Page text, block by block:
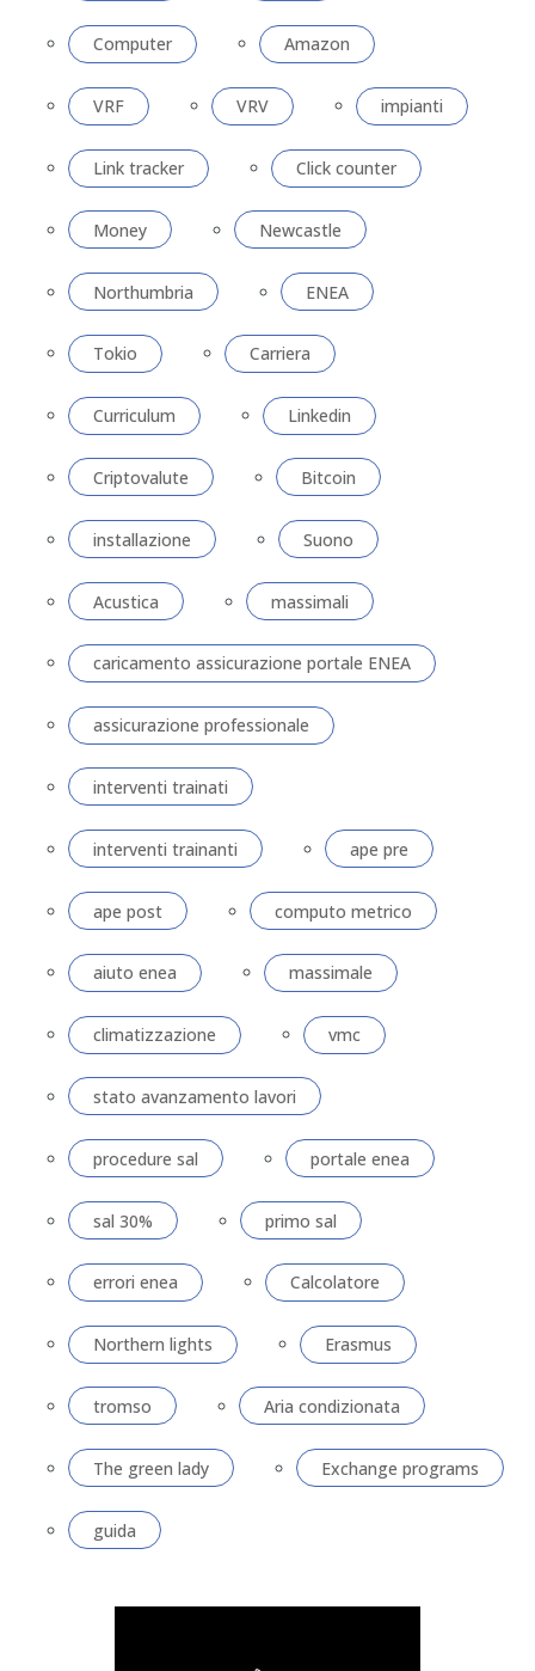
Computer Amazon
VRF VRV impianti
Link tracker Click counter
Money Newcastle
Northumbria ENEA
Tokio Carriera
Curriculum Linkedin
Criptovalute Bitcoin
installazione Suono
Acustica massimali
caricamento assicurazione portale ENEA
assicurazione professionale
interventi trainati
interventi trainanti ape pre
ape post computo metrico
aiuto enea massimale
climatizzazione vmc
stato avanzamento lavori
procedure sal portale enea
sal 30% primo sal
errori enea Calcolatore
Northern lights Erasmus
tromso Aria condizionata
The green lady Exchange programs
guida